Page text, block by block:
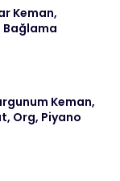
Keman,
Bağlama
Keman,
Org, Piyano